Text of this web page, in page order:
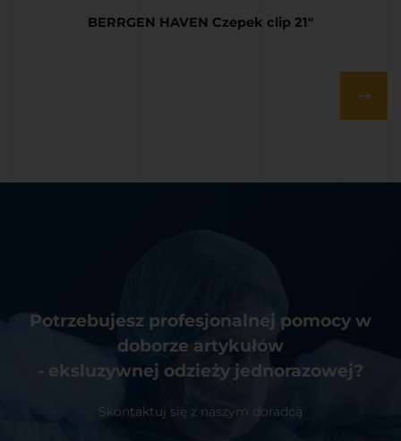
BERRGEN HAVEN Czepek clip 21″
Potrzebujesz profesjonalnej pomocy w
doborze artykułów
- eksluzywnej odzieży jednorazowej?
Skontaktuj się z naszym doradcą